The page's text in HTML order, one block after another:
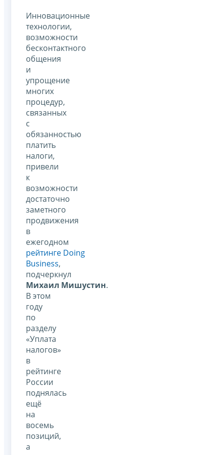
Инновационные
технологии,
возможности
бесконтактного
общения
и
упрощение
многих
процедур,
связанных
с
обязанностью
платить
налоги,
привели
к
возможности
достаточно
заметного
продвижения
в
ежегодном
рейтинге Doing
Business,
подчеркнул
Михаил Мишустин.
В этом
году
по
разделу
«Уплата
налогов»
в
рейтинге
России
поднялась
ещё
на
восемь
позиций,
а